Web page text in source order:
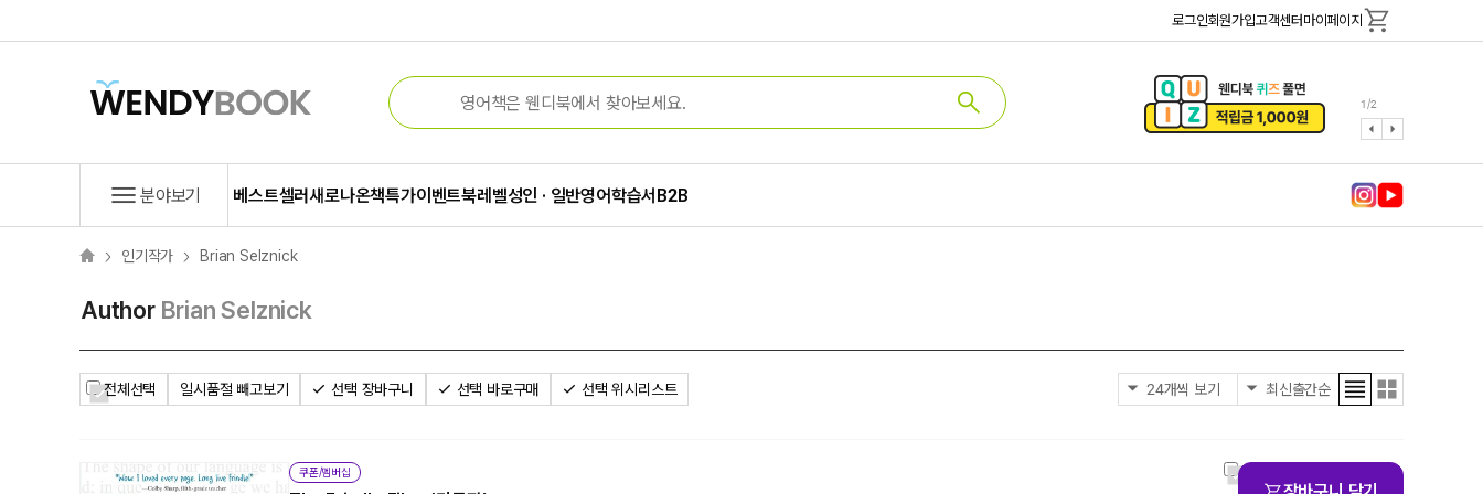
로그인회원가입고객센터 마이페이지
1/2
분야보기 베스트셀러새로나온책특가이벤트북레벨성인 · 일반영어학습서B2B
인기작가 Brian Selznick
AuthorBrian Selznick
전체선택 일시품절 빼고보기 선택 장바구니 선택 바로구매 선택 위시리스트
쿠폰/멤버십